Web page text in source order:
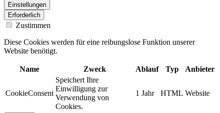
Einstellungen
Erforderlich
Zustimmen
Diese Cookies werden für eine reibungslose Funktion unserer
Website benötigt.
Name Zweck Ablauf Typ Anbieter
CookieConsent
Speichert Ihre
Einwilligung zur
Verwendung von
Cookies.
1 Jahr HTML Website